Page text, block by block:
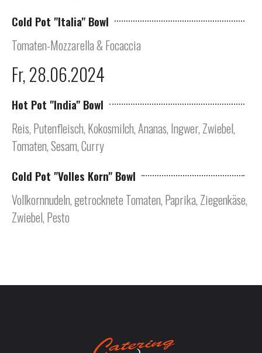
Cold Pot "Italia" Bowl
Tomaten-Mozzarella & Focaccia
Fr, 28.06.2024
Hot Pot "India" Bowl
Reis, Putenfleisch, Kokosmilch, Ananas, Ingwer, Zwiebel,
Tomaten, Sesam, Curry
Cold Pot "Volles Korn" Bowl
Vollkornnudeln, getrocknete Tomaten, Paprika, Ziegenkäse,
Zwiebel, Pesto